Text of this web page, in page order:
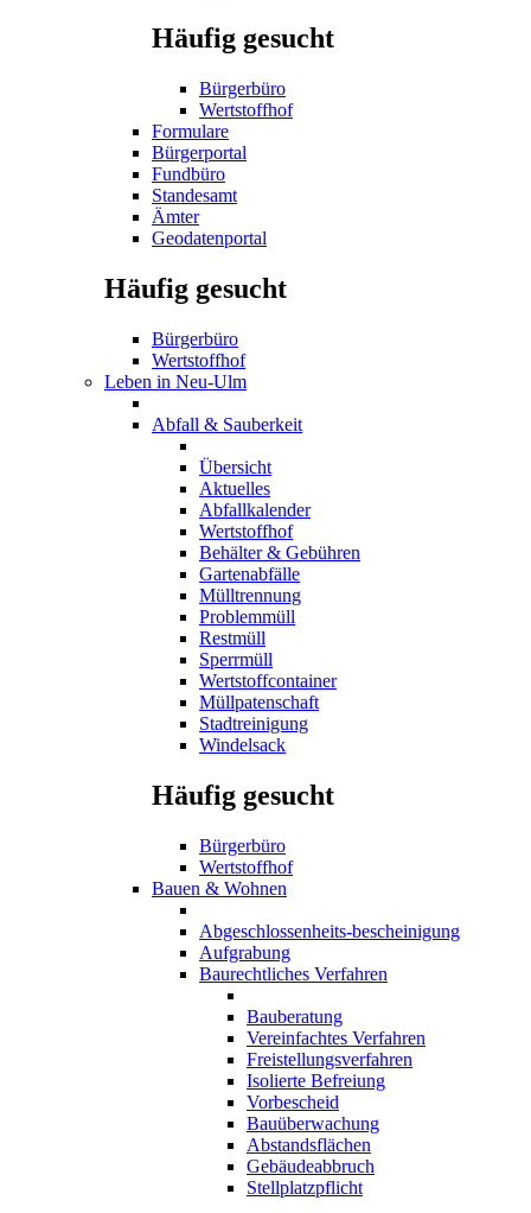
Häufig gesucht
Bürgerbüro
Wertstoffhof
Formulare
Bürgerportal
Fundbüro
Standesamt
Ämter
Geodatenportal
Häufig gesucht
Bürgerbüro
Wertstoffhof
Leben in Neu-Ulm
Abfall & Sauberkeit
Übersicht
Aktuelles
Abfallkalender
Wertstoffhof
Behälter & Gebühren
Gartenabfälle
Mülltrennung
Problemmüll
Restmüll
Sperrmüll
Wertstoffcontainer
Müllpatenschaft
Stadtreinigung
Windelsack
Häufig gesucht
Bürgerbüro
Wertstoffhof
Bauen & Wohnen
Abgeschlossenheits-bescheinigung
Aufgrabung
Baurechtliches Verfahren
Bauberatung
Vereinfachtes Verfahren
Freistellungsverfahren
Isolierte Befreiung
Vorbescheid
Bauüberwachung
Abstandsflächen
Gebäudeabbruch
Stellplatzpflicht